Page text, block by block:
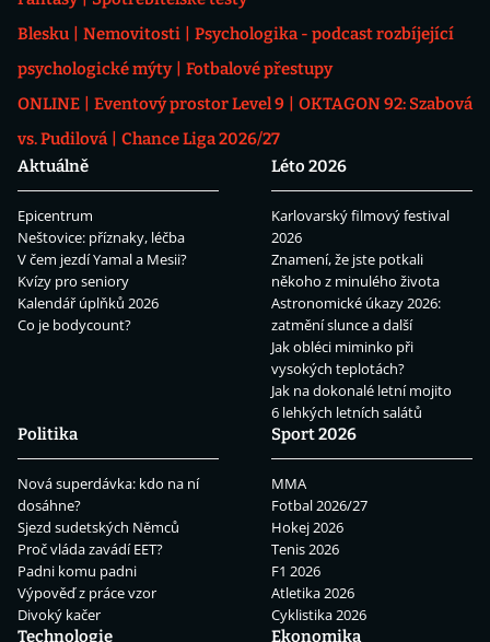
Blesku
Nemovitosti
Psychologika - podcast rozbíjející
psychologické mýty
Fotbalové přestupy
ONLINE
Eventový prostor Level 9
OKTAGON 92: Szabová
vs. Pudilová
Chance Liga 2026/27
Aktuálně
Epicentrum
Neštovice: příznaky, léčba
V čem jezdí Yamal a Mesii?
Kvízy pro seniory
Kalendář úplňků 2026
Co je bodycount?
Léto 2026
Karlovarský filmový festival
2026
Znamení, že jste potkali
někoho z minulého života
Astronomické úkazy 2026:
zatmění slunce a další
Jak obléci miminko při
vysokých teplotách?
Jak na dokonalé letní mojito
6 lehkých letních salátů
Politika
Nová superdávka: kdo na ní
dosáhne?
Sjezd sudetských Němců
Proč vláda zavádí EET?
Padni komu padni
Výpověď z práce vzor
Divoký kačer
Sport 2026
MMA
Fotbal 2026/27
Hokej 2026
Tenis 2026
F1 2026
Atletika 2026
Cyklistika 2026
Technologie
Ekonomika